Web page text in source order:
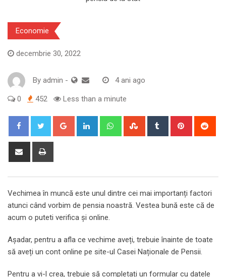
Economie
decembrie 30, 2022
By admin - 4 ani ago
0 452 Less than a minute
Google+ LinkedIn WhatsappStumbleUpon
Tumblr Pinterest
Share
Vechimea în muncă este unul dintre cei mai importanți factori
atunci când vorbim de pensia noastră. Vestea bună este că de
acum o puteti verifica şi online.
Aşadar, pentru a afla ce vechime aveți, trebuie înainte de toate
să aveți un cont online pe site-ul Casei Naționale de Pensii.
Pentru a vi-l crea, trebuie să completați un formular cu datele